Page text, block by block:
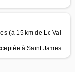
(à 15 km de Le Val
à Saint James